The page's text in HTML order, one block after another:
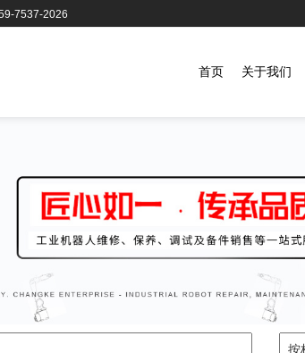
7537-2026
首页 关于我们